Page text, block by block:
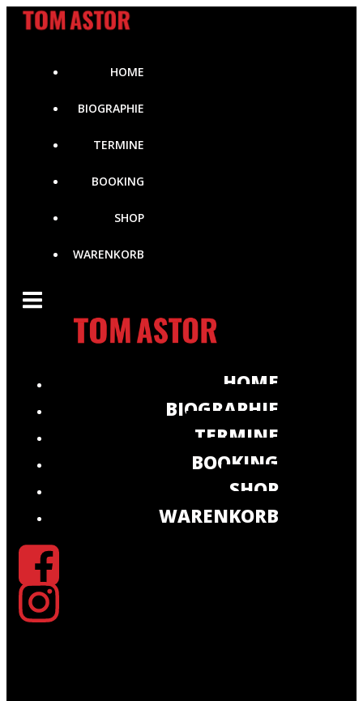
Zum
Inhalt
HOME
BIOGRAPHIE
TERMINE
BOOKING
SHOP
WARENKORB
HOME
BIOGRAPHIE
TERMINE
BOOKING
SHOP
WARENKORB